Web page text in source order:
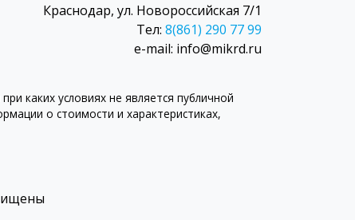
Краснодар, ул. Новороссийская 7/1
Тел: 8(861) 290 77 99
e-mail: info@mikrd.ru
каких условиях не является публичной
о стоимости и характеристиках,